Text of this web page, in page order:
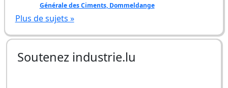
Générale des Ciments, Dommeldange
Plus de sujets »
Soutenez industrie.lu